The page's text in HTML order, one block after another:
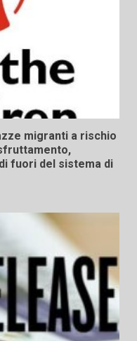
migranti a rischio
fuori del sistema di